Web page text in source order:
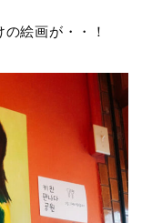
絵画が・・！